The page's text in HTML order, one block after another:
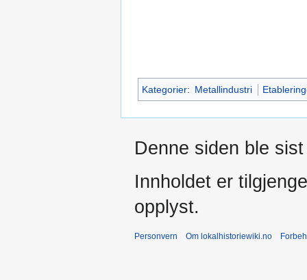
Kategorier: Metallindustri
Denne siden ble
Innholdet er
opplyst.
Personvern Om lokalhistoriewiki.no